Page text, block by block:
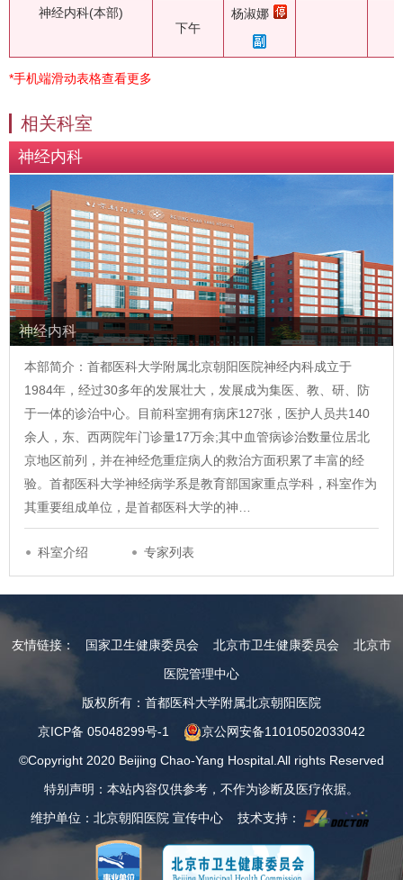
神经内科(本部)
下午
杨淑娜
*手机端滑动表格查看更多
相关科室
神经内科
神经内科
本部简介：首都医科大学附属北京朝阳医院神经内科成立于
1984年，经过30多年的发展壮大，发展成为集医、教、研、防
于一体的诊治中心。目前科室拥有病床127张，医护人员共140
余人，东、西两院年门诊量17万余;其中血管病诊治数量位居北
京地区前列，并在神经危重症病人的救治方面积累了丰富的经
验。首都医科大学神经病学系是教育部国家重点学科，科室作为
其重要组成单位，是首都医科大学的神…
科室介绍 专家列表
友情链接： 国家卫生健康委员会 北京市卫生健康委员会
北京市
医院管理中心
版权所有：首都医科大学附属北京朝阳医院
京ICP备 05048299号-1
京公网安备11010502033042
©Copyright 2020 Beijing Chao-Yang Hospital.All rights Reserved
特别声明：本站内容仅供参考，不作为诊断及医疗依据。
维护单位：北京朝阳医院 宣传中心 技术支持：